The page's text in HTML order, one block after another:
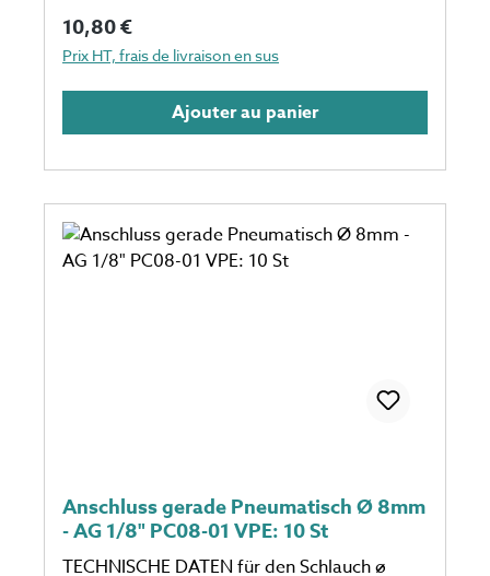
ungeeignet für den unflexiblen Schlauch eine
Verpackungseinheit einspricht 10 Stück
Prix régulier :
10,80 €
Prix HT, frais de livraison en sus
Ajouter au panier
Anschluss gerade Pneumatisch Ø 8mm
- AG 1/8" PC08-01 VPE: 10 St
TECHNISCHE DATEN für den Schlauch ø